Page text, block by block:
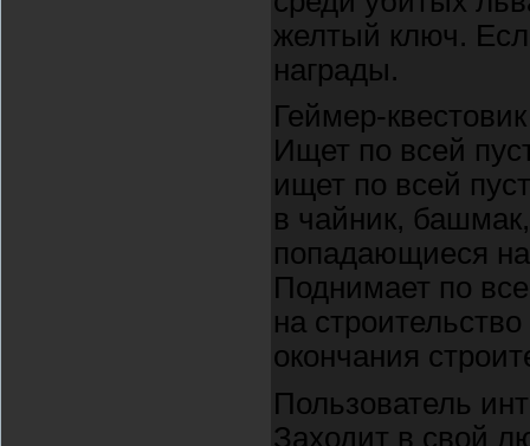
желтый ключ.
награды.
Геймер-квестовик
Ищет по всей
ищет по всей
в чайник,
попадающиеся на
Поднимает по
на
окончания
Пользователь
Заходит в свой